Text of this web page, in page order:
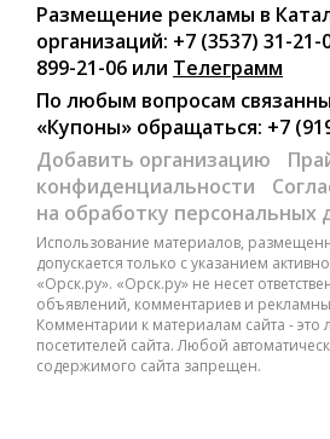
Размещение рекламы в
организаций: +7 (3537) 31-21-
899-21-06 или Телеграмм
По любым вопросам
«Купоны» обращаться: +7
Добавить организацию
конфиденциальности
на обработку персональных
Использование материалов,
допускается только с указанием
«Орск.ру». «Орск.ру» не несет
объявлений, комментариев и
Комментарии к материалам сайта -
посетителей сайта. Любой
содержимого сайта запрещен.